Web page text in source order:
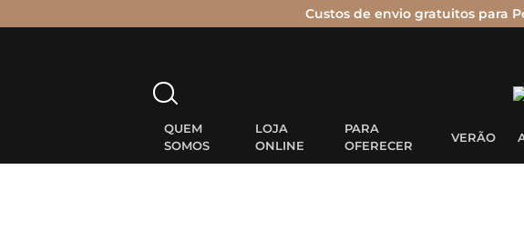
Custos de envio gratuitos para
Pesquisar
por:
QUEM
SOMOS
LOJA
ONLINE
PARA
OFERECER
VERÃO